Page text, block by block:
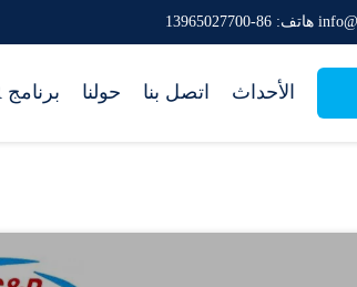
هاتف: 86-13965027700
برنامج VR حولنا اتصل بنا الأحداث